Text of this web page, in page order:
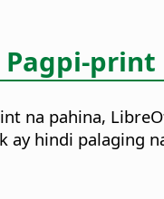
Pagpi-print
na pahina,
hindi palaging